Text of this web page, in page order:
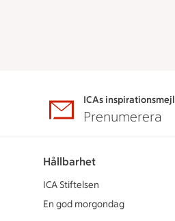
ICAs inspirationsmejl
Prenumerera
Hållbarhet
ICA Stiftelsen
En god morgondag